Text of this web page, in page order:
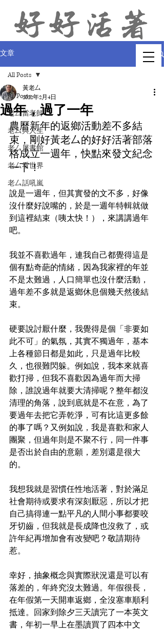
文章
All Posts
老厶當老師
老厶與人生
老厶屠書館
老厶看世界
老厶話吼嵐
All Posts
過年，過了一年
黃老厶
2022年2月4日
農曆新年的返鄉活動差不多結
束，剛好黃老厶的好好活著部落
格成立一週年，快點來發文紀念
一下！
說是一週年，但其實發的文不多，好像
沒什麼好說嘴的，於是一週年特輯就做
到這裡結束（咦太快！），來講講過年
吧。
我並不喜歡過年，連我自己都覺得這是
個有點奇葩的情緒，因為我家裡的年並
不是太難過，人口簡單也沒什麼活動，
過年差不多就是返鄉休息個幾天然後結
束。
硬要說討厭什麼，我覺得是個「非要如
此不可」的氣氛，其實不獨過年，基本
上各種節日都是如此，只是過年比較
久，也很難閃躲。例如說，我本來就喜
歡打掃，但我不喜歡因為過年而大掃
除，誰說過年就要大清掃呢？整年都沒
清理的角落，說到底就是不在意，為了
要過年去把它弄乾淨，可有比這更多餘
的事了嗎？又例如說，我是喜歡和家人
團聚，但過年則是不聚不行，同一件事
是否出於自由的意願，差別還是很大
的。
我想我就是習慣任性地活著，對於滿足
社會期待或要求有深刻厭惡，所以才把
自己搞得連一點平凡的人間小事都要咬
牙切齒，但我就是長成降也沒救了，或
許年紀再增加會有改變吧？敬請期待
惹。
幸好，抽象概念與實際狀況還是可以有
落差的，年終究沒太難過。年假很長，
在年假第一天開車返鄉，全沒塞車順利
抵達。回家到除夕三天讀完了一本英文
書，年初一早上在墨讀買了四本中文